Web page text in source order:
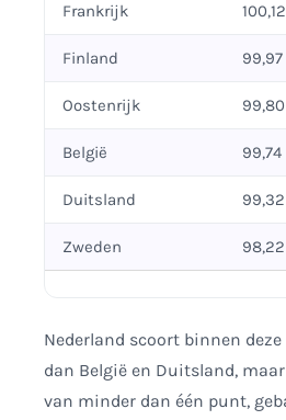
Frankrijk 100,12
Finland 99,97
Oostenrijk 99,80
België 99,74
Duitsland 99,32
Zweden 98,22
Nederland scoort binnen
dan België en Duitsland,
van minder dan één punt,